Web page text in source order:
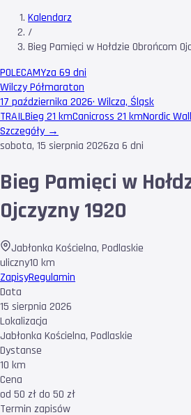
Kalendarz
/
Bieg Pamięci w Hołdzie Obrońcom
POLECAMYza 69 dni
Wilczy Półmaraton
17 października 2026· Wilcza, Śląsk
TRAILBieg 21 kmCanicross 21 kmNordic
Szczegóły →
sobota, 15 sierpnia 2026za 6 dni
Bieg Pamięci w
Ojczyzny 1920
Jabłonka Kościelna, Podlaskie
uliczny10 km
ZapisyRegulamin
Data
15 sierpnia 2026
Lokalizacja
Jabłonka Kościelna, Podlaskie
Dystanse
10 km
Cena
od 50 zł do 50 zł
Termin zapisów